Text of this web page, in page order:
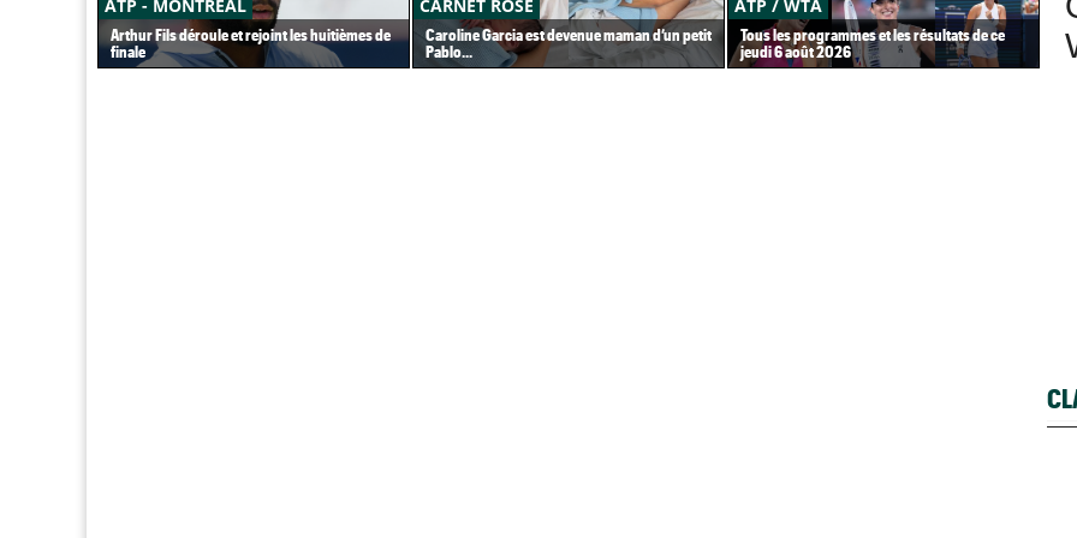
ATP - MONTRÉAL
Arthur Fils déroule et rejoint les huitièmes de
finale
CARNET ROSE
Caroline Garcia est devenue maman d’un petit
Pablo...
ATP / WTA
Tous les programmes et les résultats de ce
jeudi 6 août 2026